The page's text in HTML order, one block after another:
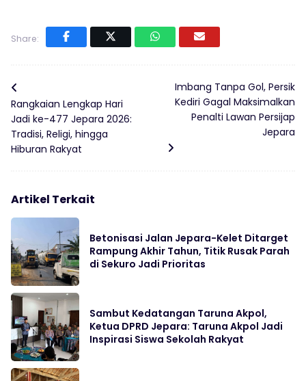
Share:
Rangkaian Lengkap Hari
Jadi ke-477 Jepara 2026:
Tradisi, Religi, hingga
Hiburan Rakyat
Imbang Tanpa Gol, Persik
Kediri Gagal Maksimalkan
Penalti Lawan Persijap
Jepara
Artikel Terkait
Betonisasi Jalan Jepara-Kelet Ditarget
Rampung Akhir Tahun, Titik Rusak Parah
di Sekuro Jadi Prioritas
Sambut Kedatangan Taruna Akpol,
Ketua DPRD Jepara: Taruna Akpol Jadi
Inspirasi Siswa Sekolah Rakyat